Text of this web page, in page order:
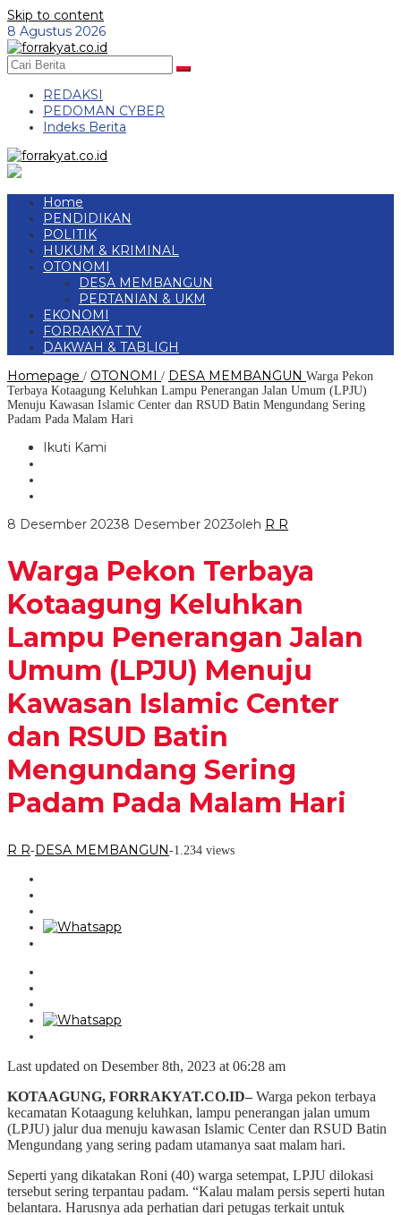
Skip to content
8 Agustus 2026
REDAKSI
PEDOMAN CYBER
Indeks Berita
Home
PENDIDIKAN
POLITIK
HUKUM & KRIMINAL
OTONOMI
DESA MEMBANGUN
PERTANIAN & UKM
EKONOMI
FORRAKYAT TV
DAKWAH & TABLIGH
Homepage / OTONOMI / DESA MEMBANGUN Warga Pekon
Terbaya Kotaagung Keluhkan Lampu Penerangan Jalan Umum (LPJU)
Menuju Kawasan Islamic Center dan RSUD Batin Mengundang Sering
Padam Pada Malam Hari
Ikuti Kami
8 Desember 20238 Desember 2023oleh R R
Warga Pekon Terbaya
Kotaagung Keluhkan
Lampu Penerangan Jalan
Umum (LPJU) Menuju
Kawasan Islamic Center
dan RSUD Batin
Mengundang Sering
Padam Pada Malam Hari
R R-DESA MEMBANGUN-1.234 views
Last updated on Desember 8th, 2023 at 06:28 am
KOTAAGUNG, FORRAKYAT.CO.ID– Warga pekon terbaya
kecamatan Kotaagung keluhkan, lampu penerangan jalan umum
(LPJU) jalur dua menuju kawasan Islamic Center dan RSUD Batin
Mengundang yang sering padam utamanya saat malam hari.
Seperti yang dikatakan Roni (40) warga setempat, LPJU dilokasi
tersebut sering terpantau padam. “Kalau malam persis seperti hutan
belantara. Harusnya ada perhatian dari petugas terkait untuk